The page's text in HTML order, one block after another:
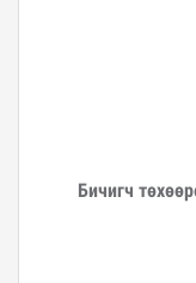
Дэлгэрэнгүй
Бичигч